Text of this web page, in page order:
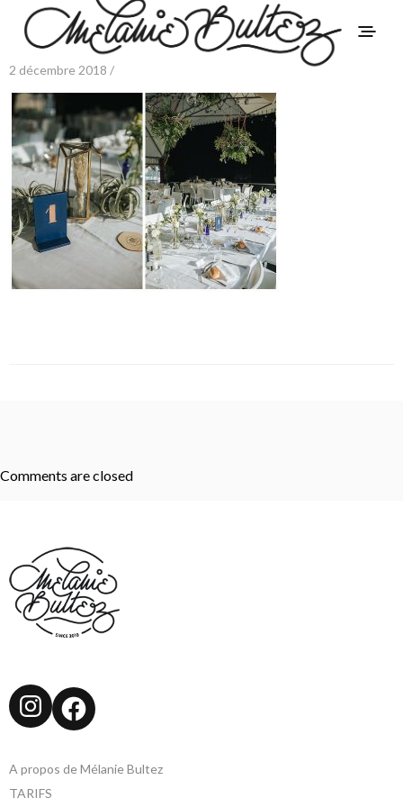
2 décembre 2018 /
Comments are closed
Instagram
Facebook
A propos de Mélanie Bultez
TARIFS